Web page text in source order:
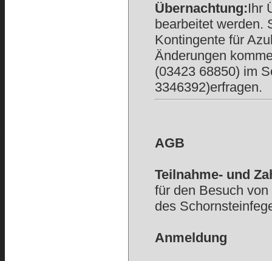
Übernachtung:Ihr
bearbeitet werden.
Kontingente für
Änderungen
(03423 68850) im
3346392)erfragen.
AGB
Teilnahme- und
für den Besuch
des
Anmeldung